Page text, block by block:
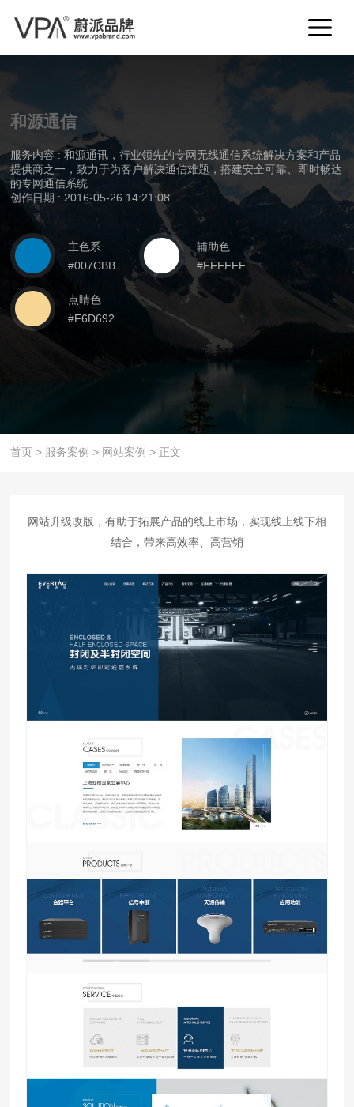
和源通信
服务内容 : 和源通讯，行业领先的专网无线通信系统解决方案和产品
提供商之一，致力于为客户解决通信难题，搭建安全可靠、即时畅达
的专网通信系统
创作日期 : 2016-05-26 14:21:08
主色系
#007CBB
辅助色
#FFFFFF
点睛色
#F6D692
首页 > 服务案例 > 网站案例 > 正文
网站升级改版，有助于拓展产品的线上市场，实现线上线下相
结合，带来高效率、高营销